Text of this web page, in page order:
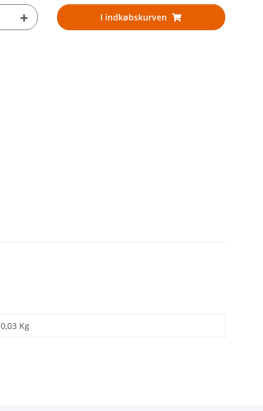
I indkøbskurven
0,03 Kg